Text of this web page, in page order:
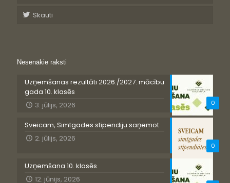
Skauti
Nesenākie raksti
0
Uzņemšanas rezultāti 2026./2027. mācību
gada 10. klasēs
3. jūlijs, 2026
0
Sveicam, Simtgades stipendiju saņemot
2. jūlijs, 2026
Uzņemšana 10. klasēs
12. jūnijs, 2026